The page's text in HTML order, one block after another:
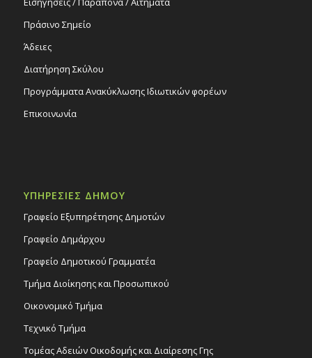
Πράσινο Σημείο
Άδειες
Διατήρηση Σκύλου
Προγράμματα Ανακύκλωσης Ιδιωτικών φορέων
Επικοινωνία
ΥΠΗΡΕΣΙΕΣ ΔΗΜΟΥ
Γραφείο Εξυπηρέτησης Δημοτών
Γραφείο Δημάρχου
Γραφείο Δημοτικού Γραμματέα
Τμήμα Διοίκησης και Προσωπικού
Οικονομικό Τμήμα
Τεχνικό Τμήμα
Τομέας Αδειών Οικοδομής και Διαίρεσης Γης